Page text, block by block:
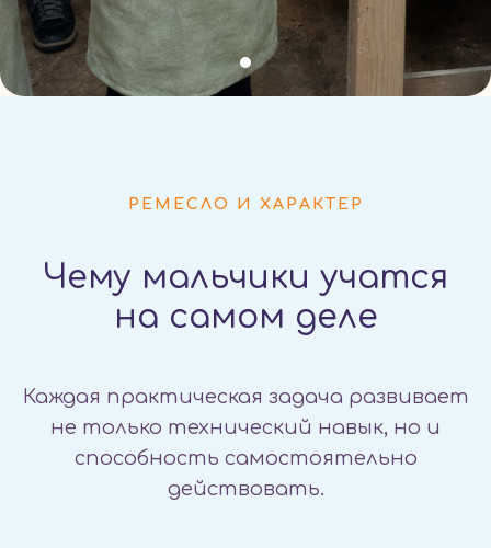
РЕМЕСЛО И ХАРАКТЕР
Чему мальчики учатся
на самом деле
Каждая практическая задача развивает
не только технический навык, но и
способность самостоятельно
действовать.